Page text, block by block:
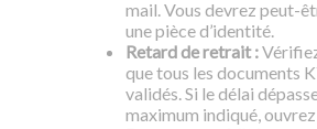
mail. Vous devrez peut-
une pièce d’identité.
Retard de retrait :
que tous les documents
validés. Si le délai
maximum indiqué,